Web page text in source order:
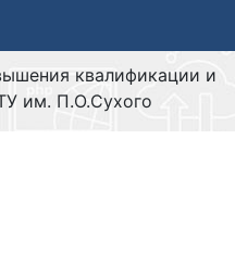
квалификации и
им. П.О.Сухого